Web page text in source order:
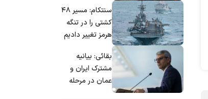
است، درست
است؟
مردم ایران استسنتکام: مسیر ۴۸
کشتی را در تنگه
هرمز تغییر دادیم
بقائی: بیانیه
مشترک ایران و
عمان در مرحله